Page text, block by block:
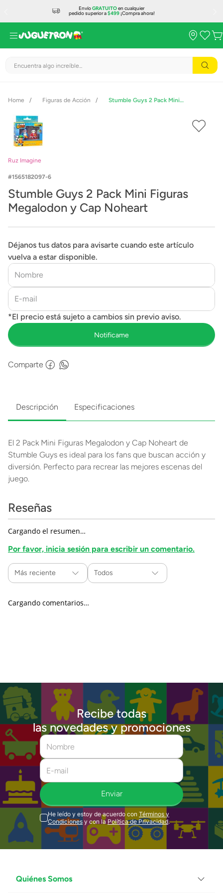
EnvíoGRATUITOen cualquier
pedido superior a$499¡Compra ahora!
Encuentra algo increíble...
Figuras de Acción Stumble Guys 2 Pack Mini Figuras Megalodon y Cap Noheart
Ruz Imagine
1565182097-6
Stumble Guys 2 Pack Mini Figuras
Megalodon y Cap Noheart
Déjanos tus datos para avisarte cuando este artículo
vuelva a estar disponible.
Comparte
Descripción Especificaciones
El 2 Pack Mini Figuras Megalodon y Cap Noheart de
Stumble Guys es ideal para los fans que buscan acción y
diversión. Perfecto para recrear las mejores escenas del
juego.
Reseñas
Cargando el resumen…
Por favor, inicia sesión para escribir un comentario.
Más reciente Todos
Cargando comentarios…
Recibe todas
las novedades y promociones
Enviar
He leído y estoy de acuerdo con Términos y
Condiciones y con la Política de Privacidad.
Quiénes Somos